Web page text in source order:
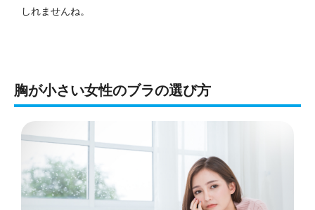
しれませんね。
胸が小さい女性のブラの選び方